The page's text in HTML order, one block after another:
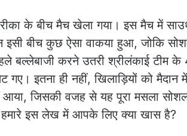
के बीच मैच खेला गया। इस मैच में
इसी बीच कुछ ऐसा वाकया हुआ, जोकि
बल्लेबाजी करने उतरी श्रीलंकाई टीम
इतना ही नहीं, खिलाड़ियों को मैदान में
जिसकी वजह से यह पूरा मसला
हमारे इस लेख में आपके लिए क्या खास है?